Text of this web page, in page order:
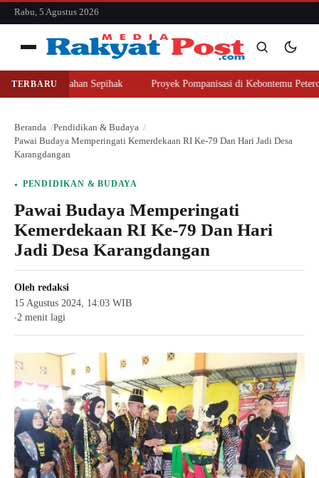
konten
Rabu, 5 Agustus 2026
Menu
Cari
Cari
TERBARU
Beli Lahan Sepihak Proyek Pompanisasi di Kebontemu Peterongan
Beranda
Pendidikan & Budaya
Pawai Budaya Memperingati Kemerdekaan RI Ke-79 Dan Hari Jadi Desa
Karangdangan
PENDIDIKAN & BUDAYA
Pawai Budaya Memperingati
Kemerdekaan RI Ke-79 Dan Hari
Jadi Desa Karangdangan
Oleh redaksi
15 Agustus 2024, 14:03 WIB
●2 menit lagi